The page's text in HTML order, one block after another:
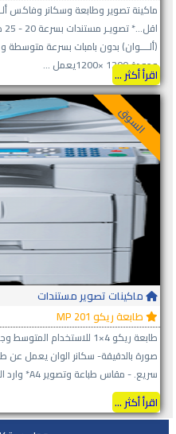
وجودة 1200 ×1200يعمل ...
اقرأ أكثر ...
السوق
ماكينات تصوير مستندات
طابعة ريكو MP 201
صورة بالدقيقة- سكانر الوان يعمل
سريع. - مقاس طباعة وتصوير A4* وارد الخارج...
اقرأ أكثر ...